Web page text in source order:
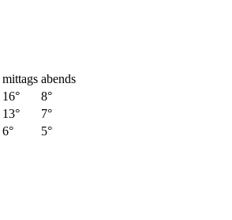
mittags abends
16°
8°
13°
7°
6°
5°